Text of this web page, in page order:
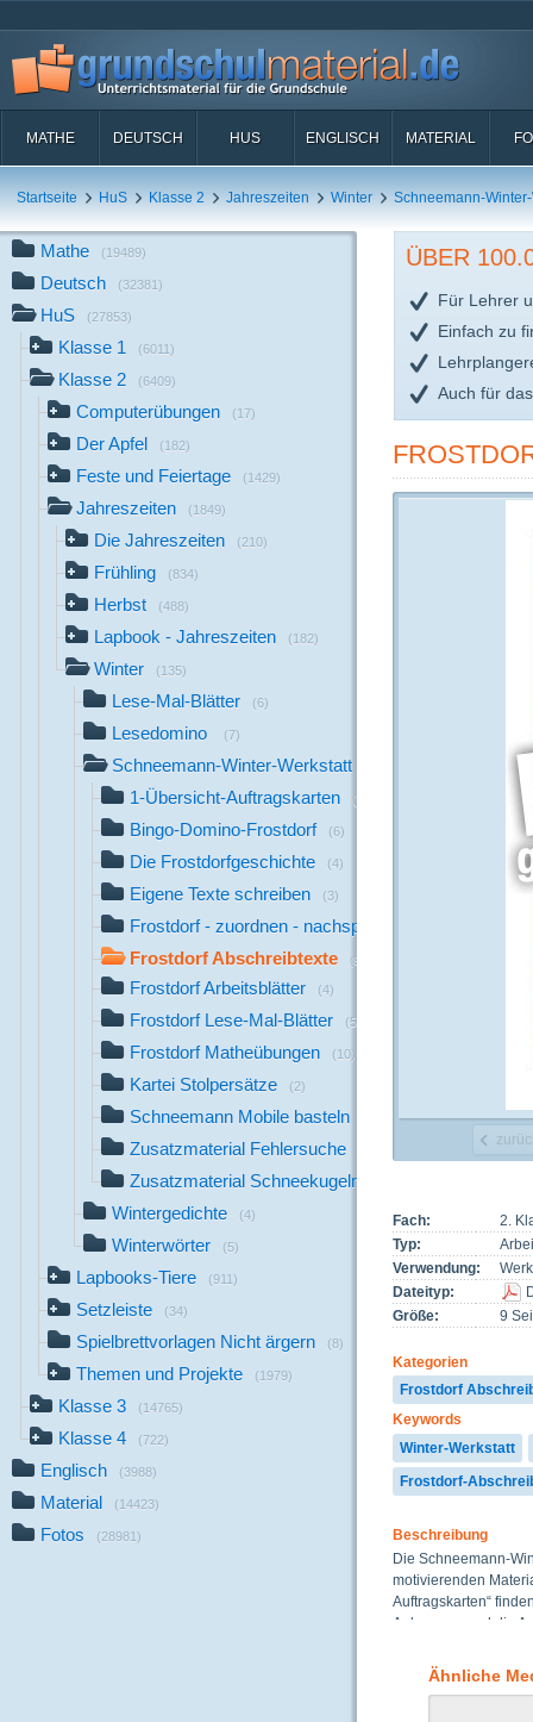
MATHE DEUTSCH HUS ENGLISCH MATERIAL
Startseite HuS Klasse 2 Jahreszeiten Winter Schneemann-
Mathe (19489)
Deutsch (32381)
HuS (27853)
Klasse 1 (6011)
Klasse 2 (6409)
Computerübungen (17)
Der Apfel (182)
Feste und Feiertage (1429)
Jahreszeiten (1849)
Die Jahreszeiten (210)
Frühling (834)
Herbst (488)
Lapbook - Jahreszeiten (182)
Winter (135)
Lese-Mal-Blätter (6)
Lesedomino (7)
Schneemann-Winter-Werkstatt
1-Übersicht-Auftragskarten (8)
Bingo-Domino-Frostdorf (6)
Die Frostdorfgeschichte (4)
Eigene Texte schreiben (3)
Frostdorf - zuordnen - nachspuren
Frostdorf Abschreibtexte (8)
Frostdorf Arbeitsblätter (4)
Frostdorf Lese-Mal-Blätter (5)
Frostdorf Matheübungen (10)
Kartei Stolpersätze (2)
Schneemann Mobile basteln
Zusatzmaterial Fehlersuche
Zusatzmaterial Schneekugelrechnen
Wintergedichte (4)
Winterwörter (5)
Lapbooks-Tiere (911)
Setzleiste (34)
Spielbrettvorlagen Nicht ärgern (8)
Themen und Projekte (1979)
Klasse 3 (14765)
Klasse 4 (722)
Englisch (3988)
Material (14423)
Fotos (28981)
ÜBER
Für Lehrer
Einfach zu
Auch für
Fach:
2.
Typ:
Verwendung:
Dateityp:
Größe:
9
Kategorien
Frostdorf
Keywords
Winter-Werkstatt
Frostdorf-
Beschreibung
Die Schneemann-
motivierenden
Auftragskarten“
Ankreuzen und die
Arbeitstempo
Ähnliche